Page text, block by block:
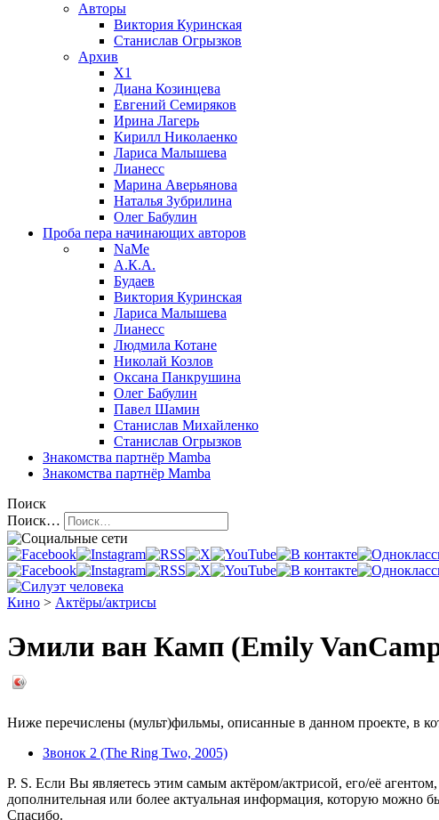
Авторы
Виктория Куринская
Станислав Огрызков
Архив
X1
Диана Козинцева
Евгений Семиряков
Ирина Лагерь
Кирилл Николаенко
Лариса Малышева
Лианесс
Марина Аверьянова
Наталья Зубрилина
Олег Бабулин
Проба пера начинающих авторов
NaMe
А.К.А.
Будаев
Виктория Куринская
Лариса Малышева
Лианесс
Людмила Котане
Николай Козлов
Оксана Панкрушина
Олег Бабулин
Павел Шамин
Станислав Михайленко
Станислав Огрызков
Знакомства партнёр Mamba
Знакомства партнёр Mamba
Поиск
Поиск…
Кино > Актёры/актрисы
Эмили ван Камп (Emily
Ниже перечислены (мульт)фильмы, описанные в данном проекте, в
Звонок 2 (The Ring Two, 2005)
P. S. Если Вы являетесь этим самым актёром/актрисой, его/её
дополнительная или более актуальная информация, которую можно
Спасибо.